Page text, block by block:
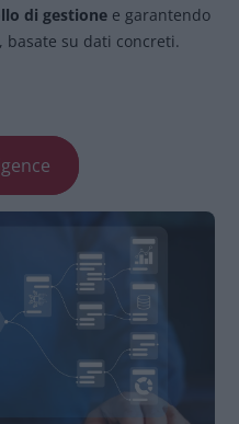
di gestione e garantendo
, basate su dati concreti.